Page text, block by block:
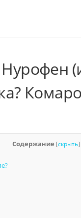
Содержание [скрыть]